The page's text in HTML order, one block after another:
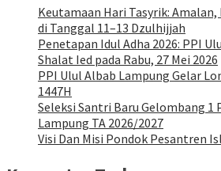
Keutamaan Hari Tasyrik: Amalan,
di Tanggal 11–13 Dzulhijjah
Penetapan Idul Adha 2026: PPI
Shalat Ied pada Rabu, 27 Mei 2026
PPI Ulul Albab Lampung Gelar
1447H
Seleksi Santri Baru Gelombang 1
Lampung TA 2026/2027
Visi Dan Misi Pondok Pesantren